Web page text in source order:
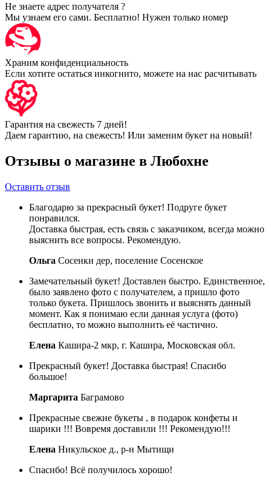
Не знаете адрес получателя ?
Мы узнаем его сами. Бесплатно! Нужен только номер
Храним конфиденциальность
Если хотите остаться инкогнито, можете на нас расчитывать
Гарантия на свежесть 7 дней!
Даем гарантию, на свежесть! Или заменим букет на новый!
Отзывы о магазине в Любохне
Оставить отзыв
Благодарю за прекрасный букет! Подруге букет
понравился.
Доставка быстрая, есть связь с заказчиком, всегда можно
выяснить все вопросы. Рекомендую.
Ольга Сосенки дер, поселение Сосенское
Замечательный букет! Доставлен быстро. Единственное,
было заявлено фото с получателем, а пришло фото
только букета. Пришлось звонить и выяснять данный
момент. Как я понимаю если данная услуга (фото)
бесплатно, то можно выполнить её частично.
Елена Кашира-2 мкр, г. Кашира, Московская обл.
Прекрасный букет! Доставка быстрая! Спасибо
большое!
Маргарита Баграмово
Прекрасные свежие букеты , в подарок конфеты и
шарики !!! Вовремя доставили !!! Рекомендую!!!
Елена Никульское д., р-н Мытищи
Спасибо! Всё получилось хорошо!